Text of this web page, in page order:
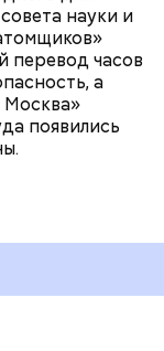
науки и
перевод часов
а
Москва»
появились
обыденным
со всего
в
часов
—